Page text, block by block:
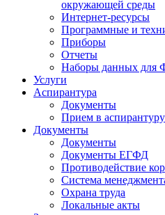
окружающей среды
Интернет-ресурсы
Программные и
Приборы
Отчеты
Наборы данных для
Услуги
Аспирантура
Документы
Прием в аспирантуру
Документы
Документы
Документы ЕГФД
Противодействие
Система
Охрана труда
Локальные акты